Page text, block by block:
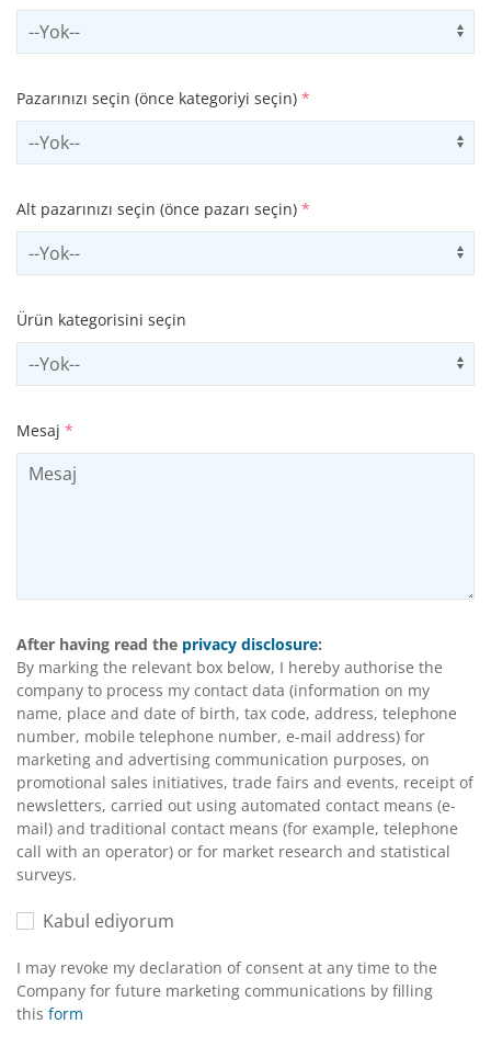
Select contactCategory
Pazarınızı seçin (önce kategoriyi seçin) *
Select sector
Alt pazarınızı seçin (önce pazarı seçin) *
Select subSector
Ürün kategorisini seçin
Select productCategory
Mesaj *
After having read the privacy disclosure:
By marking the relevant box below, I hereby authorise the
company to process my contact data (information on my
name, place and date of birth, tax code, address, telephone
number, mobile telephone number, e-mail address) for
marketing and advertising communication purposes, on
promotional sales initiatives, trade fairs and events, receipt of
newsletters, carried out using automated contact means (e-
mail) and traditional contact means (for example, telephone
call with an operator) or for market research and statistical
surveys.
Kabul ediyorum
I may revoke my declaration of consent at any time to the
Company for future marketing communications by filling
this form